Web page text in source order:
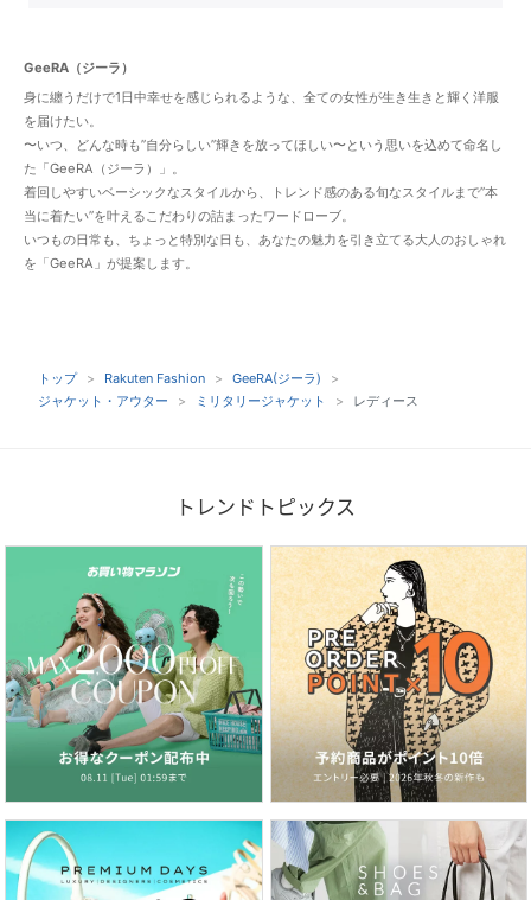
GeeRA（ジーラ）
身に纏うだけで1日中幸せを感じられるような、全ての女性が生き生きと輝く洋服
を届けたい。
〜いつ、どんな時も”自分らしい”輝きを放ってほしい〜という思いを込めて命名し
た「GeeRA（ジーラ）」。
着回しやすいベーシックなスタイルから、トレンド感のある旬なスタイルまで”本
当に着たい”を叶えるこだわりの詰まったワードローブ。
いつもの日常も、ちょっと特別な日も、あなたの魅力を引き立てる大人のおしゃれ
を「GeeRA」が提案します。
トップ Rakuten Fashion
GeeRA(ジーラ)
ジャケット・アウター
ミリタリージャケット レディース
トレンドトピックス